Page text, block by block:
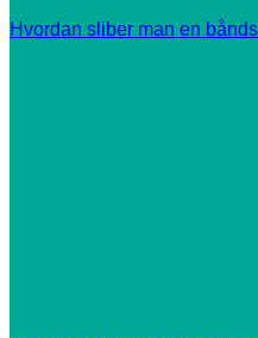
Hvordan sliber man en